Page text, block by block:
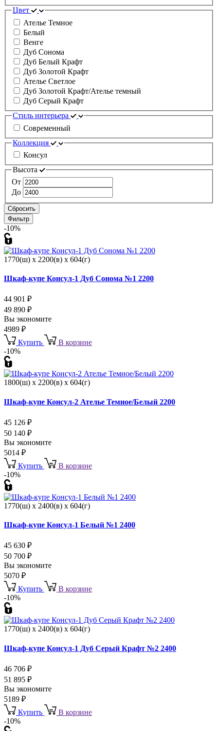
Цвет
Ателье Темное
Белый
Венге
Дуб Сонома
Дуб Белый Крафт
Дуб Золотой Крафт
Ателье Светлое
Дуб Золотой Крафт/Ателье темный
Дуб Серый Крафт
Стиль интерьера
Современный
Коллекция
Консул
Высота
От
До
Сбросить
Фильтр
-10%
1770(ш) x 2200(в) x 604(г)
Шкаф-купе Консул-1 Дуб Сонома №1 2200
44 901 ₽
49 890 ₽
Вы экономите
4989 ₽
Купить
В корзине
-10%
1800(ш) x 2200(в) x 604(г)
Шкаф-купе Консул-2 Ателье Темное/Белый 2200
45 126 ₽
50 140 ₽
Вы экономите
5014 ₽
Купить
В корзине
-10%
1770(ш) x 2400(в) x 604(г)
Шкаф-купе Консул-1 Белый №1 2400
45 630 ₽
50 700 ₽
Вы экономите
5070 ₽
Купить
В корзине
-10%
1770(ш) x 2400(в) x 604(г)
Шкаф-купе Консул-1 Дуб Серый Крафт №2 2400
46 706 ₽
51 895 ₽
Вы экономите
5189 ₽
Купить
В корзине
-10%